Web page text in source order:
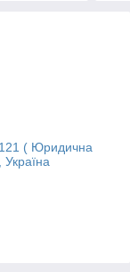
( Юридична